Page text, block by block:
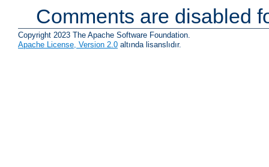
Comments are disabled
Copyright 2023 The Apache Software Foundation.
Apache License, Version 2.0 altında lisanslıdır.